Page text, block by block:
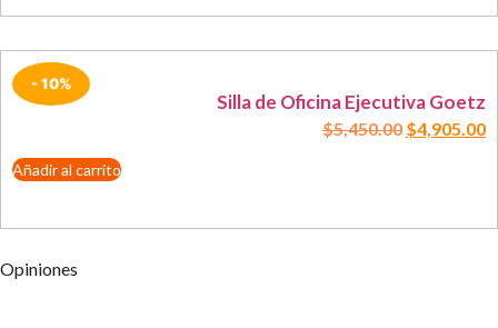
- 10%
Silla de Oficina Ejecutiva Goetz
$5,450.00 $4,905.00
Añadir al carrito
Opiniones